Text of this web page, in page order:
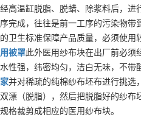
经高温缸脱脂、脱蜡、除浆料后，进
序完成，往往是前一工序的污染物
的卫生标准保障产品质量，必须使用
用被罩此外医用纱布块在出厂前必须
水性强，纬密均匀，洁白无味，不带
家并对稀疏的纯棉纱布坯布进行挑选
双漂（脱脂），然后把脱脂好的纱
规格裁剪成相应的医用纱布块。